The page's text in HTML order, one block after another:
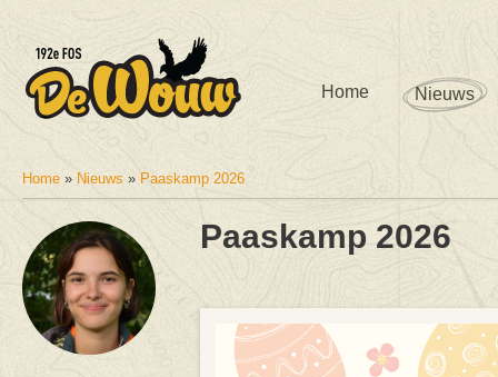
Home Nieuws
U bent hier
Home » Nieuws » Paaskamp 2026
Paaskamp 2026